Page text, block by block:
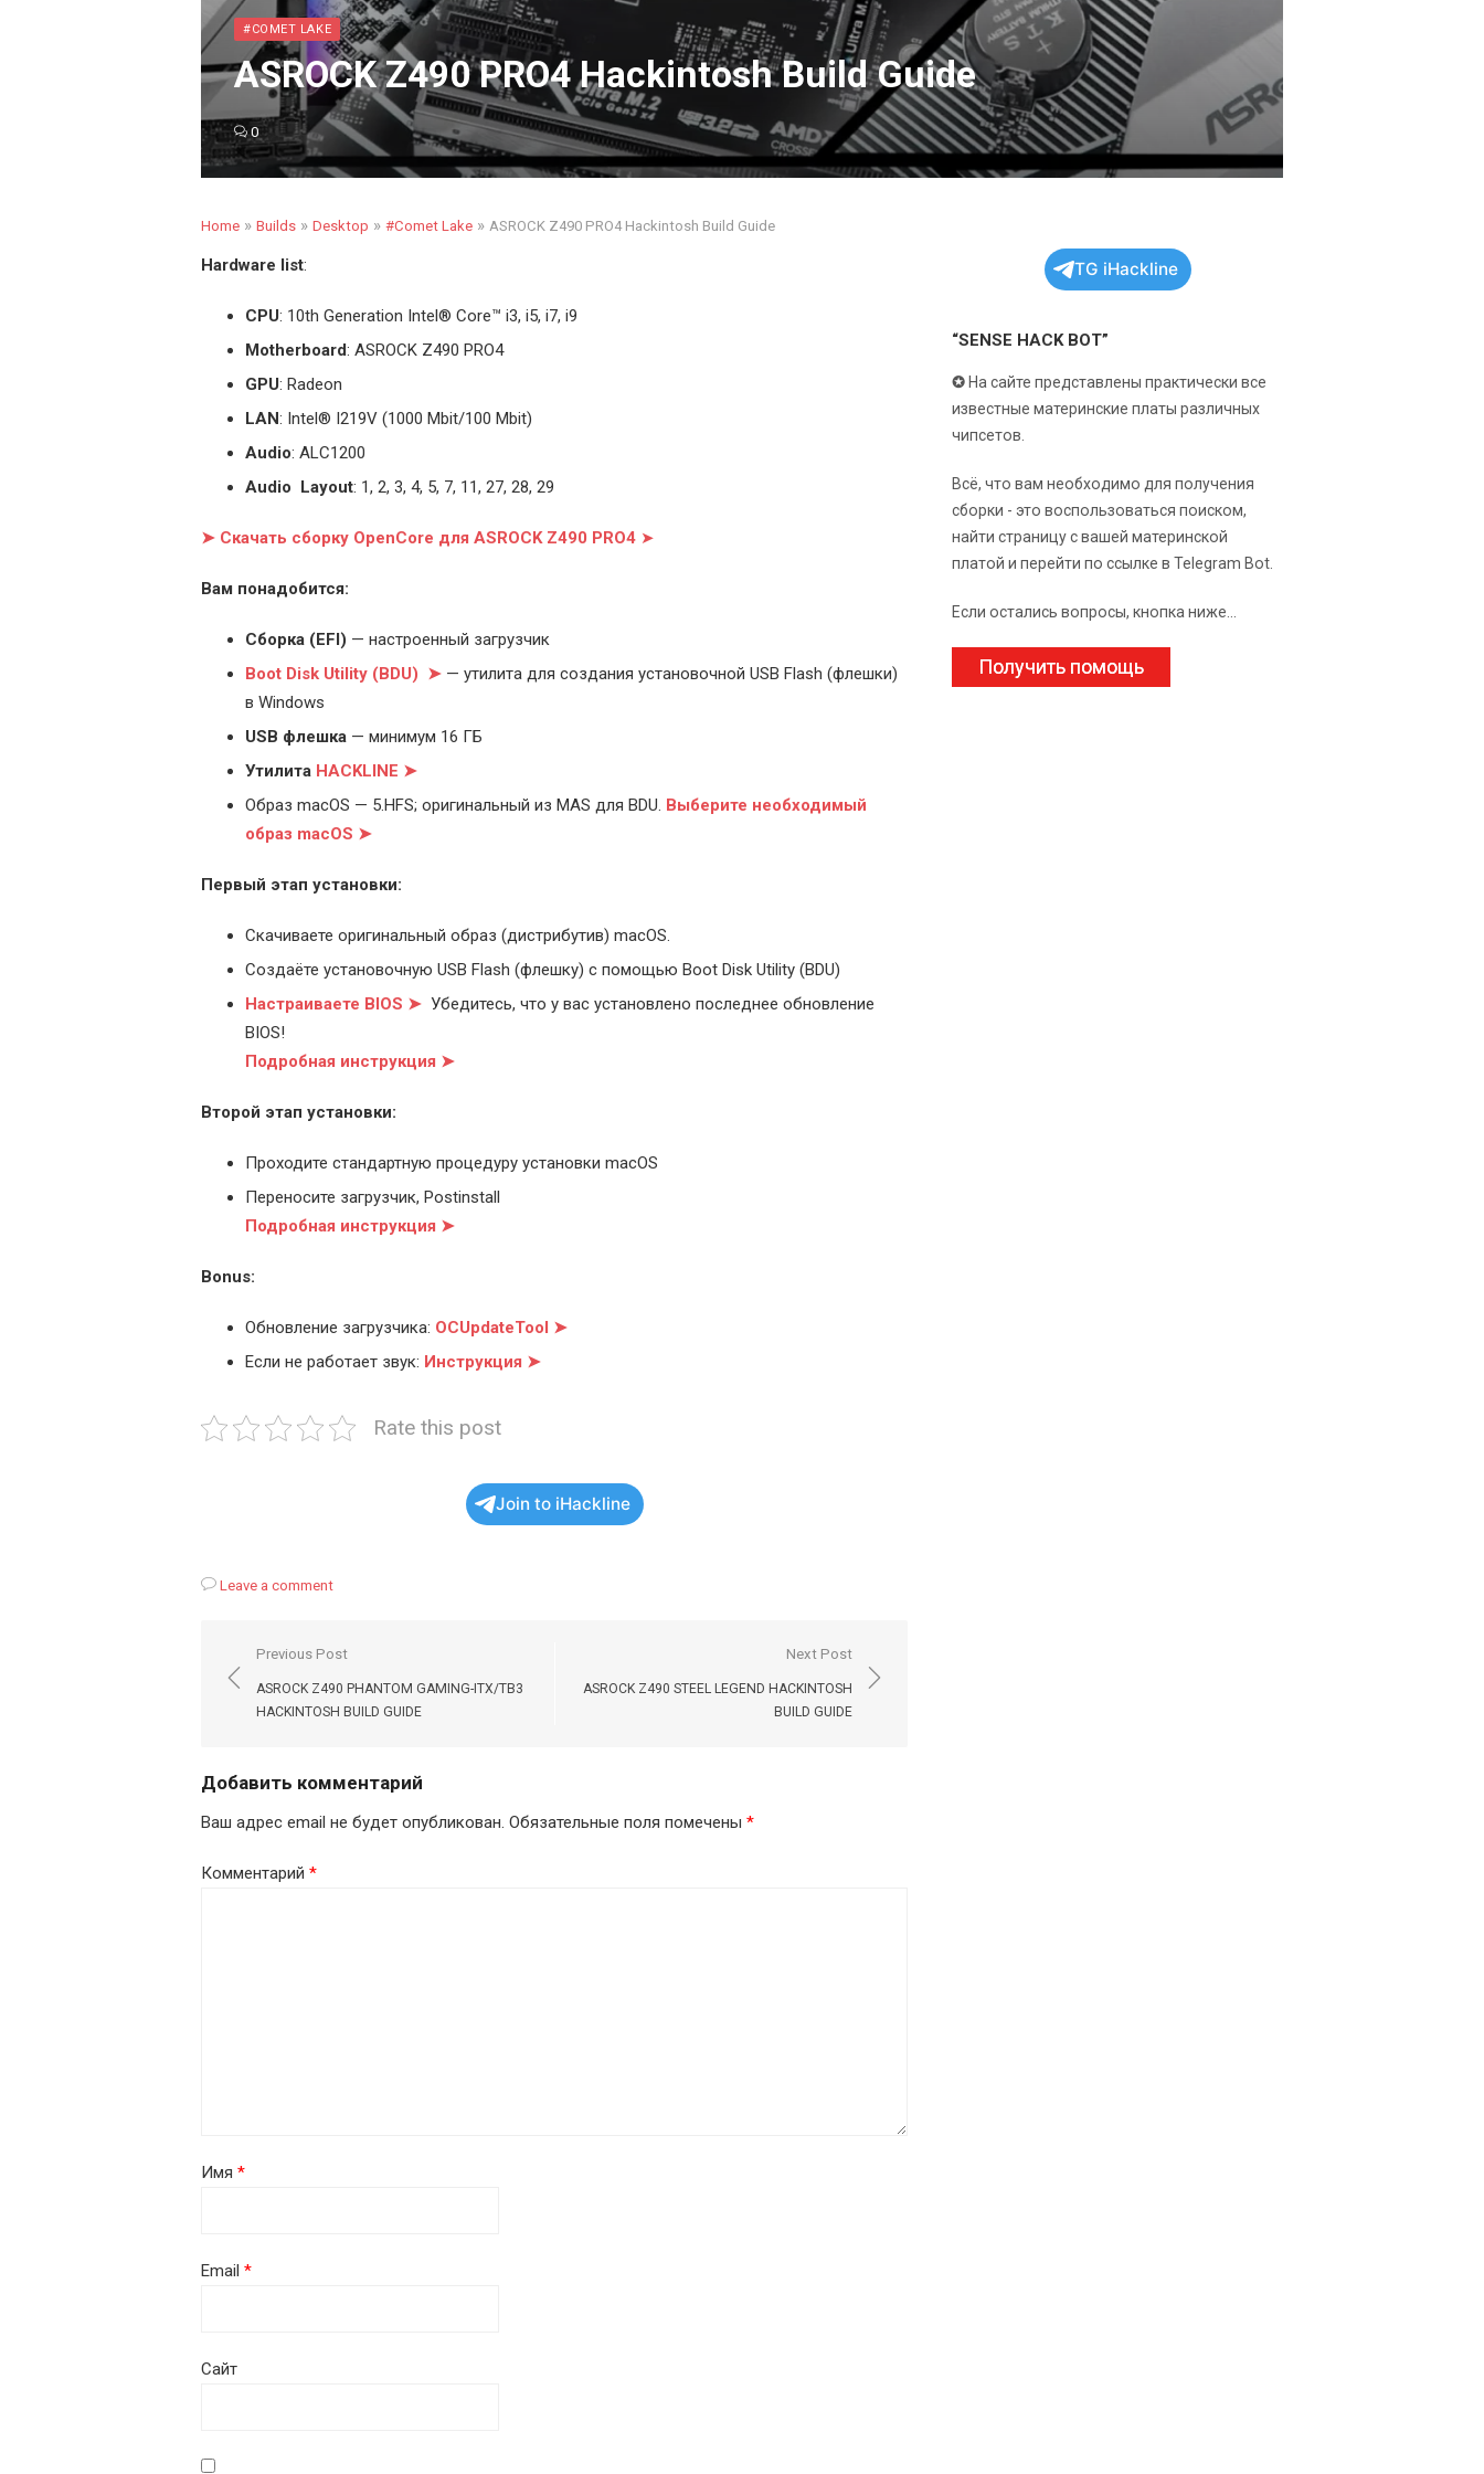
#COMET LAKE
ASROCK Z490 PRO4 Hackintosh Build Guide
0
Home » Builds » Desktop » #Comet Lake » ASROCK Z490 PRO4 Hackintosh Build Guide
Hardware list:
CPU: 10th Generation Intel® Core™ i3, i5, i7, i9
Motherboard: ASROCK Z490 PRO4
GPU: Radeon
LAN: Intel® I219V (1000 Mbit/100 Mbit)
Audio: ALC1200
Audio Layout: 1, 2, 3, 4, 5, 7, 11, 27, 28, 29
➤ Скачать сборку OpenCore для ASROCK Z490 PRO4 ➤
Вам понадобится:
Cборка (EFI) — настроенный загрузчик
Boot Disk Utility (BDU) ➤ — утилита для создания установочной USB Flash (флешки)
в Windows
USB флешка — минимум 16 ГБ
Утилита HACKLINE ➤
Образ macOS — 5.HFS; оригинальный из MAS для BDU. Выберите необходимый
образ macOS ➤
Первый этап установки:
Скачиваете оригинальный образ (дистрибутив) macOS.
Создаёте установочную USB Flash (флешку) с помощью Boot Disk Utility (BDU)
Настраиваете BIOS ➤ Убедитесь, что у вас установлено последнее обновление
BIOS!
Подробная инструкция ➤
Второй этап установки:
Проходите стандартную процедуру установки macOS
Переносите загрузчик, Postinstall
Подробная инструкция ➤
Bonus:
Обновление загрузчика: OCUpdateTool ➤
Если не работает звук: Инструкция ➤
Rate this post
Join to iHackline
Leave a comment
Навигация
по
записям
Previous Post
ASROCK Z490 PHANTOM GAMING-ITX/TB3
HACKINTOSH BUILD GUIDE
Next Post
ASROCK Z490 STEEL LEGEND HACKINTOSH
BUILD GUIDE
Добавить комментарий
Ваш адрес email не будет опубликован. Обязательные поля помечены *
Комментарий *
Имя *
Email *
Сайт
TG iHackline
“SENSE HACK BOT”
✪ На сайте представлены практически все
известные материнские платы различных
чипсетов.
Всё, что вам необходимо для получения
сборки - это воспользоваться поиском,
найти страницу с вашей материнской
платой и перейти по ссылке в Telegram Bot.
Если остались вопросы, кнопка ниже...
Получить помощь